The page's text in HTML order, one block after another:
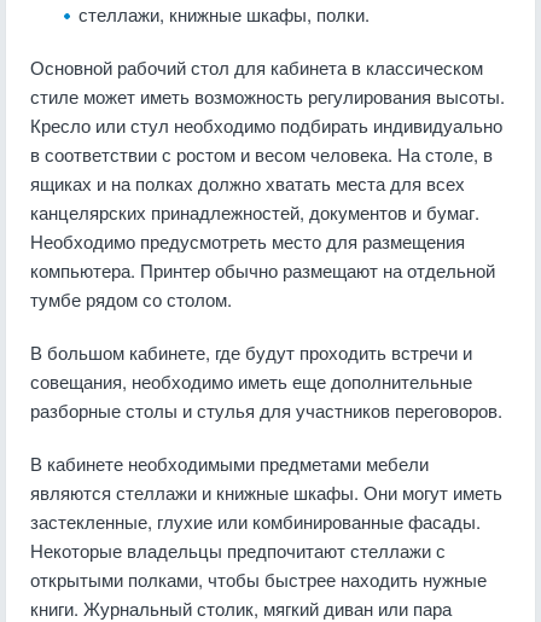
стеллажи, книжные шкафы, полки.
Основной рабочий стол для кабинета в классическом
стиле может иметь возможность регулирования высоты.
Кресло или стул необходимо подбирать индивидуально
в соответствии с ростом и весом человека. На столе, в
ящиках и на полках должно хватать места для всех
канцелярских принадлежностей, документов и бумаг.
Необходимо предусмотреть место для размещения
компьютера. Принтер обычно размещают на отдельной
тумбе рядом со столом.
В большом кабинете, где будут проходить встречи и
совещания, необходимо иметь еще дополнительные
разборные столы и стулья для участников переговоров.
В кабинете необходимыми предметами мебели
являются стеллажи и книжные шкафы. Они могут иметь
застекленные, глухие или комбинированные фасады.
Некоторые владельцы предпочитают стеллажи с
открытыми полками, чтобы быстрее находить нужные
книги. Журнальный столик, мягкий диван или пара